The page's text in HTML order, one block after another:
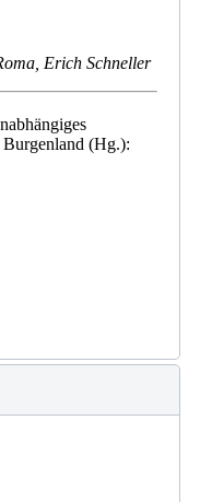
Erich Schneller
Burgenland (Hg.):